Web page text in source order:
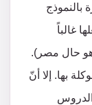
بالنموذج
غالباً
هو حال مصر).
بها. إلا أنّ